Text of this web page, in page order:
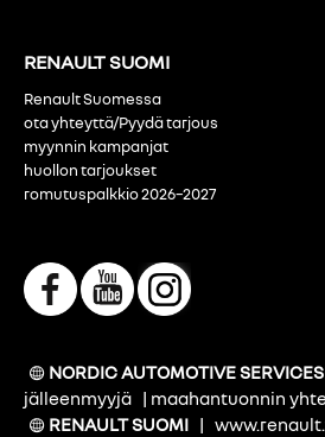
RENAULT SUOMI
Renault Suomessa
ota yhteyttä/Pyydä tarjous
myynnin kampanjat
huollon tarjoukset
romutuspalkkio 2026–2027
NORDIC AUTOMOTIVE
jälleenmyyjä | maahantuonnin
RENAULT SUOMI |